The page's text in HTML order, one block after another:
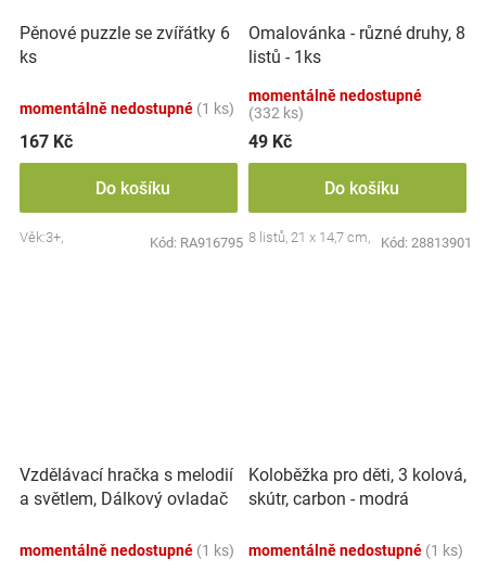
Pěnové puzzle se zvířátky 6
ks
momentálně nedostupné (1 ks)
167 Kč
Do košíku
Věk:3+, Kód: RA916795
Omalovánka - různé druhy, 8
listů - 1ks
momentálně nedostupné
(332 ks)
49 Kč
Do košíku
8 listů, 21 x 14,7 cm, Kód: 28813901
Vzdělávací hračka s melodií
a světlem, Dálkový ovladač
momentálně nedostupné (1 ks)
Koloběžka pro děti, 3 kolová,
skútr, carbon - modrá
momentálně nedostupné (1 ks)